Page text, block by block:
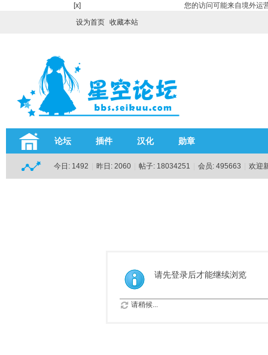
[x]
您的访问可能来自境外运
设为首页
收藏本站
论坛 插件 汉化 勋章
今日: 1492 昨日: 2060 帖子: 18034251 会员: 495663 欢迎
请先登录后才能继续浏览
请稍候...